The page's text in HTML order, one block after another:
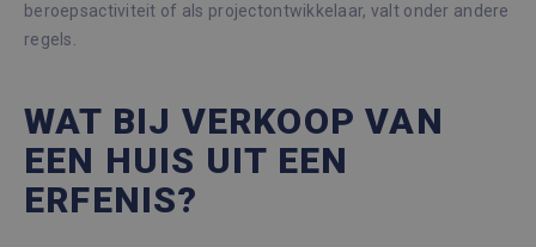
beroepsactiviteit of als projectontwikkelaar, valt onder andere
regels.
WAT BIJ VERKOOP VAN
EEN HUIS UIT EEN
ERFENIS?